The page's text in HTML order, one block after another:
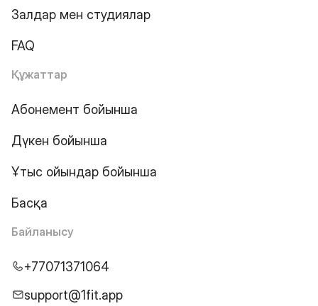
Залдар мен студиялар
FAQ
Құжаттар
Абонемент бойынша
Дүкен бойынша
Ұтыс ойындар бойынша
Басқа
Байланысу
+77071371064
support@1fit.app